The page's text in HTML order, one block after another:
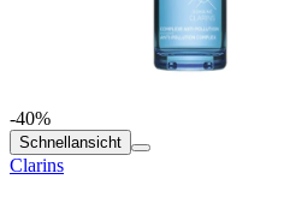
-40%
Schnellansicht
Clarins